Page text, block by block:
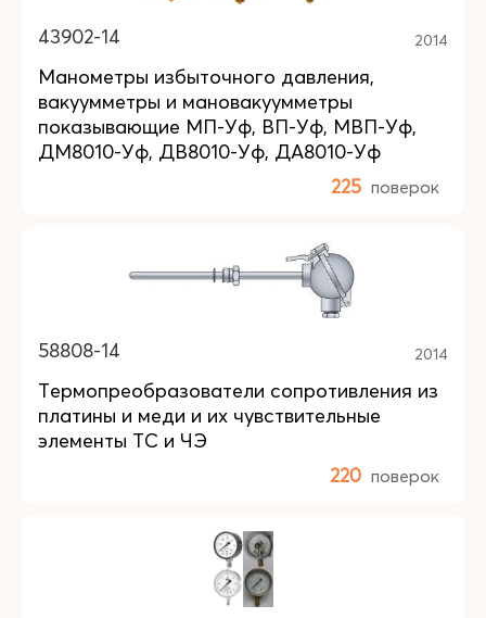
43902-14 2014
Манометры избыточного давления,
вакуумметры и мановакуумметры
показывающие МП-Уф, ВП-Уф, МВП-Уф,
ДМ8010-Уф, ДВ8010-Уф, ДА8010-Уф
225 поверок
58808-14 2014
Термопреобразователи сопротивления из
платины и меди и их чувствительные
элементы ТС и ЧЭ
220 поверок